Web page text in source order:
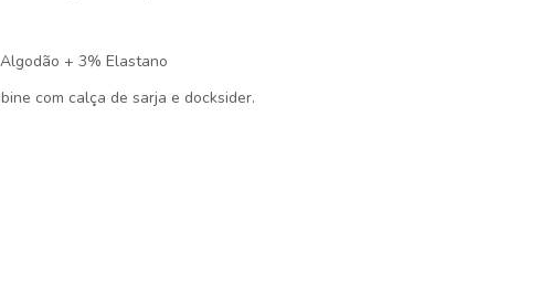
+ 3% Elastano
com calça de sarja e docksider.